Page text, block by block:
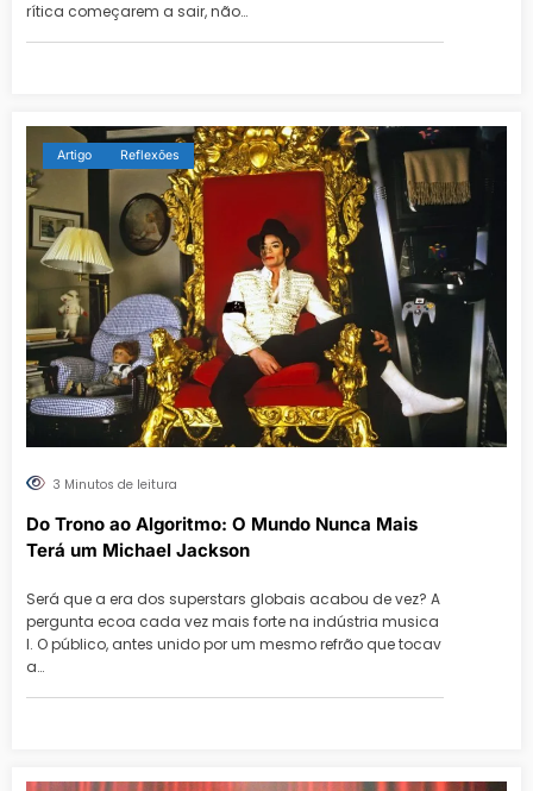
rítica começarem a sair, não…
Artigo Reflexões
3 Minutos de leitura
Do Trono ao Algoritmo: O Mundo Nunca Mais
Terá um Michael Jackson
Será que a era dos superstars globais acabou de vez? A
pergunta ecoa cada vez mais forte na indústria musica
l. O público, antes unido por um mesmo refrão que tocav
a…